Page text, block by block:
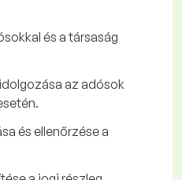
és a társaság
az adósok
és ellenőrzése a